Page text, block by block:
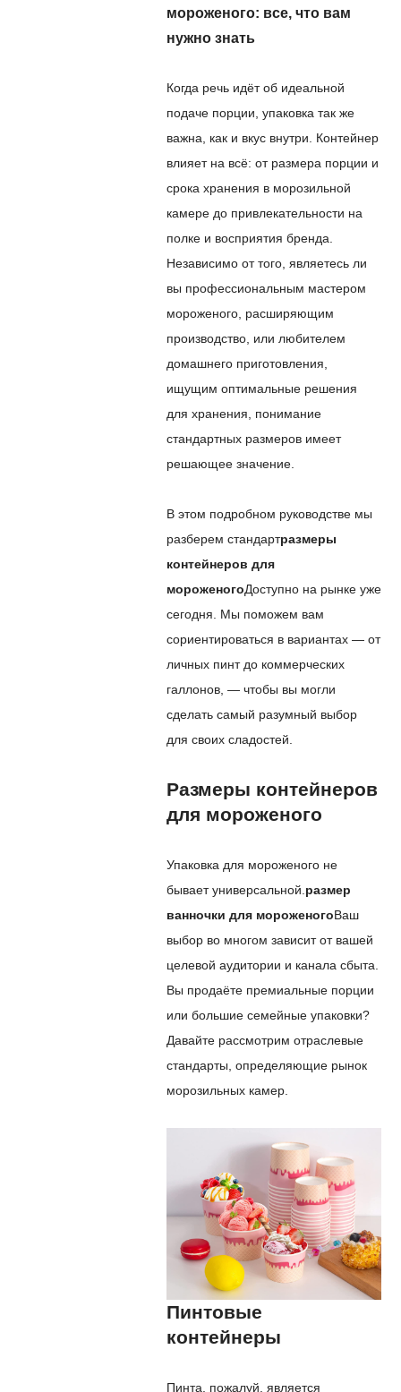
мороженого: все, что вам
нужно знать
Когда речь идёт об идеальной
подаче порции, упаковка так же
важна, как и вкус внутри. Контейнер
влияет на всё: от размера порции и
срока хранения в морозильной
камере до привлекательности на
полке и восприятия бренда.
Независимо от того, являетесь ли
вы профессиональным мастером
мороженого, расширяющим
производство, или любителем
домашнего приготовления,
ищущим оптимальные решения
для хранения, понимание
стандартных размеров имеет
решающее значение.
В этом подробном руководстве мы
разберем стандартразмеры
контейнеров для
мороженогоДоступно на рынке уже
сегодня. Мы поможем вам
сориентироваться в вариантах — от
личных пинт до коммерческих
галлонов, — чтобы вы могли
сделать самый разумный выбор
для своих сладостей.
Размеры контейнеров
для мороженого
Упаковка для мороженого не
бывает универсальной. размер
ванночки для мороженогоВаш
выбор во многом зависит от вашей
целевой аудитории и канала сбыта.
Вы продаёте премиальные порции
или большие семейные упаковки?
Давайте рассмотрим отраслевые
стандарты, определяющие рынок
морозильных камер.
Пинтовые
контейнеры
Пинта, пожалуй, является